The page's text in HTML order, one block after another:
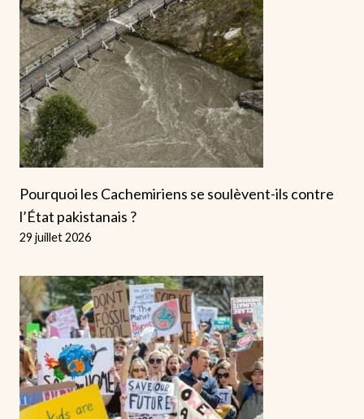
Pourquoi les Cachemiriens se soulèvent-ils contre
l’État pakistanais ?
29 juillet 2026